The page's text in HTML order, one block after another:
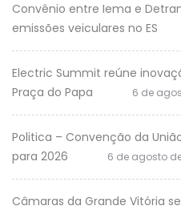
Convênio entre Iema e
emissões veiculares no ES
Electric Summit reúne
Praça do Papa
6 de
Politica – Convenção da
para 2026
6 de agosto
Câmaras da Grande Vitória